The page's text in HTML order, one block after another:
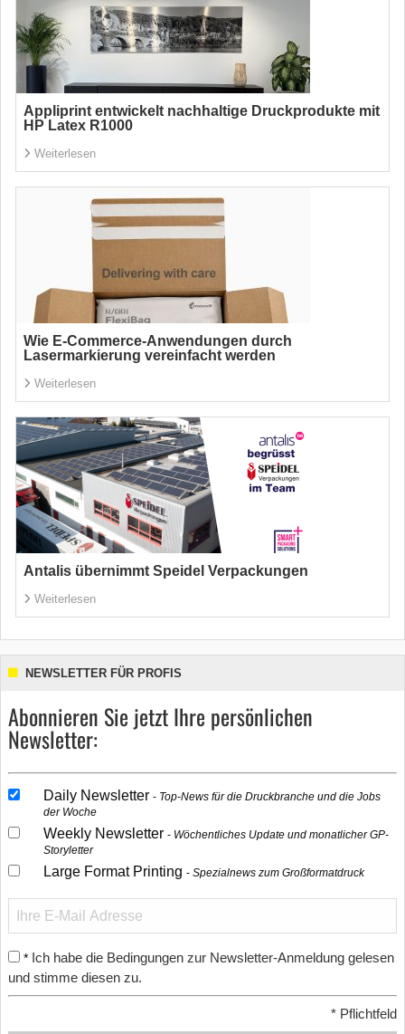
Appliprint entwickelt nachhaltige Druckprodukte mit
HP Latex R1000
Weiterlesen
Wie E-Commerce-Anwendungen durch
Lasermarkierung vereinfacht werden
Weiterlesen
Antalis übernimmt Speidel Verpackungen
Weiterlesen
NEWSLETTER FÜR PROFIS
Abonnieren Sie jetzt Ihre persönlichen
Newsletter:
Daily Newsletter
Top-News für die Druckbranche und die Jobs
der Woche
Weekly Newsletter
Wöchentliches Update und monatlicher GP-
Storyletter
Large Format Printing Spezialnews zum Großformatdruck
* Ich habe die Bedingungen zur Newsletter-Anmeldung gelesen
und stimme diesen zu.
* Pflichtfeld